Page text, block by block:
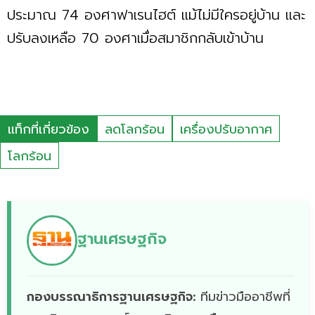
ประมาณ 74 องศาฟาเรนไฮต์ แม้ไม่มีใครอยู่บ้าน และ
ปรับลงเหลือ 70 องศาเมื่อสมาชิกกลับเข้าบ้าน
แท็กที่เกี่ยวข้อง ลดโลกร้อน
เครื่องปรับอากาศ
โลกร้อน
ฐานเศรษฐกิจ
กองบรรณาธิการฐานเศรษฐกิจ: ทีมข่าวมืออาชีพที่